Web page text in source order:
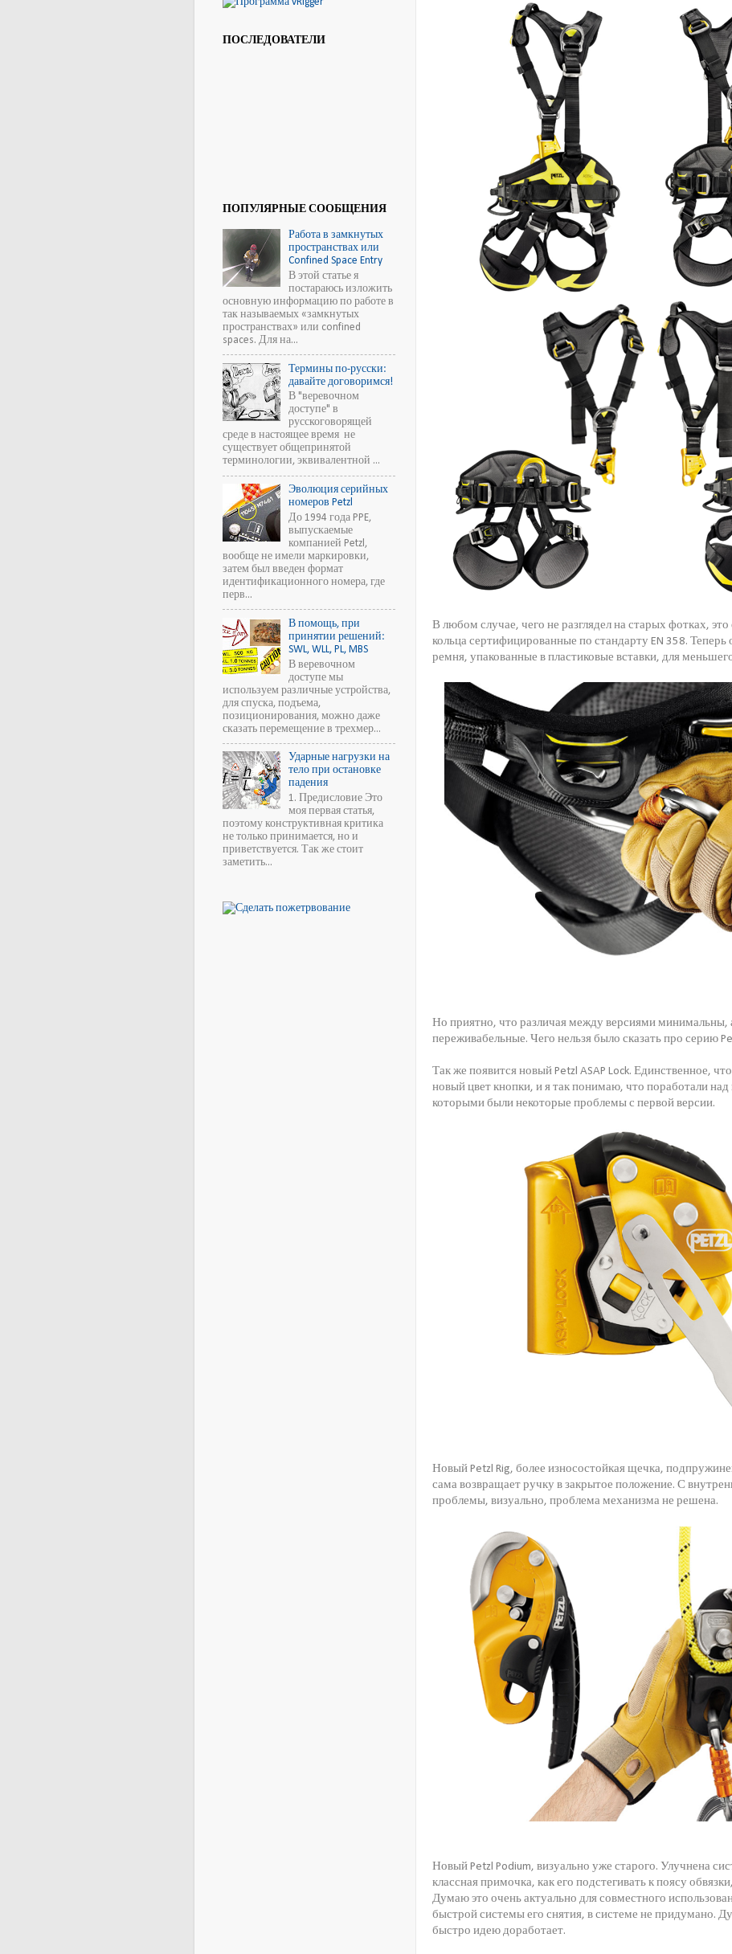
В любом случае, чего не разглядел на старых фотках,
кольца сертифицированные по стандарту EN 358. Теперь
ремня, упакованные в пластиковые вставки, для
Но приятно, что различая между версиями минимальны,
переживабельные. Чего нельзя было сказать про серию
Так же появится новый Petzl ASAP Lock. Единственное,
новый цвет кнопки, и я так понимаю, что поработали над
которыми были некоторые проблемы с первой версии.
Новый Petzl Rig, более износостойкая щечка,
сама возвращает ручку в закрытое положение. С
проблемы, визуально, проблема механизма не решена.
Новый Petzl Podium, визуально уже старого. Улучнена
классная примочка, как его подстегивать к поясу
Думаю это очень актуально для совместного
быстрой системы его снятия, в системе не придумано.
быстро идею доработает.
ПОСЛЕДОВАТЕЛИ
ПОПУЛЯРНЫЕ СООБЩЕНИЯ
Работа в замкнутых
пространствах или
Confined Space Entry
В этой статье я
постараюсь изложить
основную информацию по работе в
так называемых «замкнутых
пространствах» или confined
spaces. Для на...
Термины по-русски:
давайте договоримся!
В "веревочном
доступе" в
русскоговорящей
среде в настоящее время не
существует общепринятой
терминологии, эквивалентной ...
Эволюция серийных
номеров Petzl
До 1994 года PPE,
выпускаемые
компанией Petzl,
вообще не имели маркировки,
затем был введен формат
идентификационного номера, где
перв...
В помощь, при
принятии решений:
SWL, WLL, PL, MBS
В веревочном
доступе мы
используем различные устройства,
для спуска, подъема,
позиционирования, можно даже
сказать перемещение в трехмер...
Ударные нагрузки на
тело при остановке
падения
1. Предисловие Это
моя первая статья,
поэтому конструктивная критика
не только принимается, но и
приветствуется. Так же стоит
заметить...